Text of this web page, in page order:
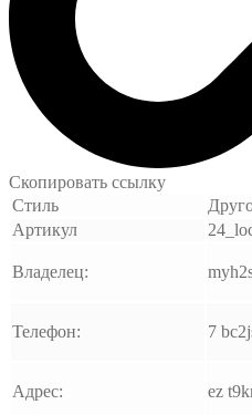
Скопировать ссылку
Стиль
Артикул
Владелец:
Телефон: 7
Адрес: ez